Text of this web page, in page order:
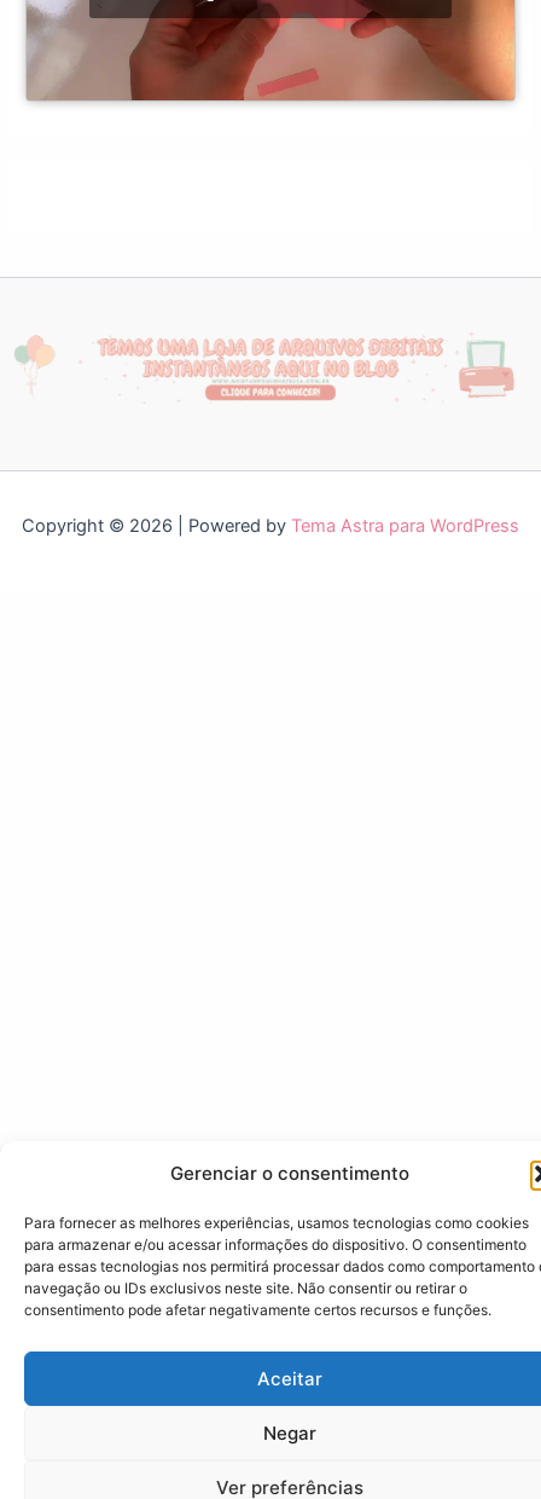
Gerenciar o consentimento
Para fornecer as melhores experiências, usamos tecnologias como cookies
para armazenar e/ou acessar informações do dispositivo. O consentimento
para essas tecnologias nos permitirá processar dados como comportamento
navegação ou IDs exclusivos neste site. Não consentir ou retirar o
consentimento pode afetar negativamente certos recursos e funções.
Aceitar
Negar
Ver preferências
Copyright © 2026 | Powered by Tema Astra para WordPress